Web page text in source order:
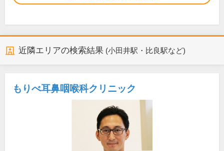
近隣エリアの検索結果 (小田井駅・比良駅など)
もりべ耳鼻咽喉科クリニック